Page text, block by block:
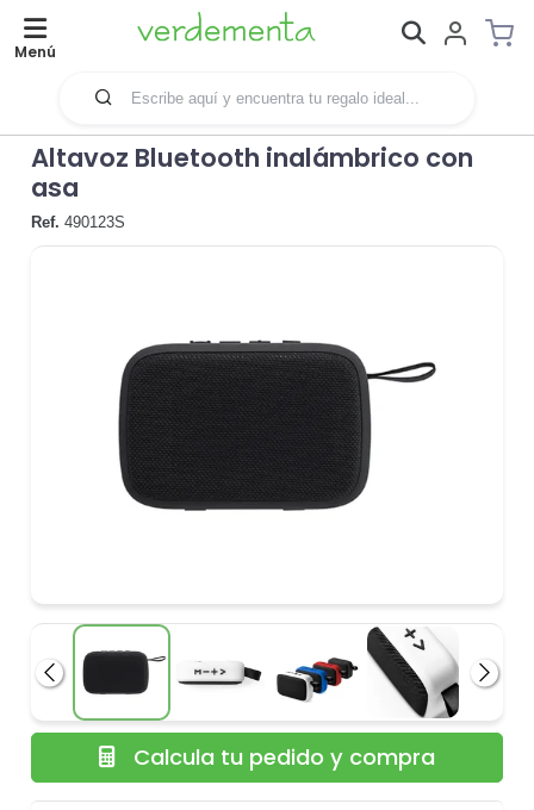
Menú
Altavoz Bluetooth inalámbrico con
asa
Ref. 490123S
Anterior
Calcula tu pedido y compra